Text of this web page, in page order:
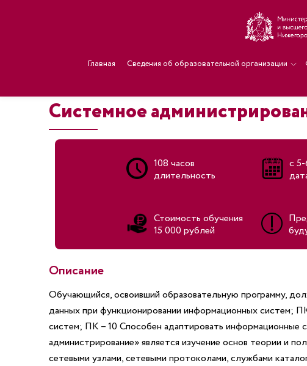
Главная Сведения об образовательной организации
Системное
108 часов
длительность
с
Стоимость обучения
15 000 рублей
Описание
Обучающийся, освоивший образовательную программу,
данных при функционировании информационных систем;
систем; ПК – 10 Способен адаптировать информационные
администрирование» является изучение основ теории и
сетевыми узлами, сетевыми протоколами, службами